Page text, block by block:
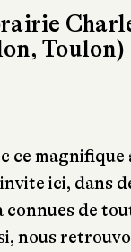
Toulon)
ce
ici, dans
de
nous